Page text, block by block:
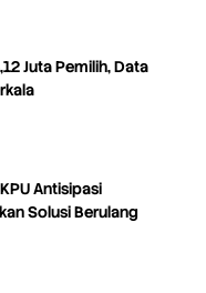
Juta Pemilih, Data
Antisipasi
Solusi Berulang